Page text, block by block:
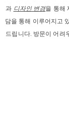
과 디자인 변경을 통해
담을 통해 이루어지고
드립니다. 방문이 어려